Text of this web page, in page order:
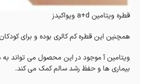
قطره ویتامین a+d ویواکیدز
همچنین این قطره کم کالری بوده و برای
ویتامین آ موجود در این محصول می تواند به
بیماری ها و حفظ رشد سالم کمک می کند.